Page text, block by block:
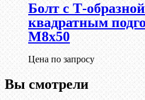
Болт с Т-
квадратным
М8х50
Цена по запросу
Вы смотрели